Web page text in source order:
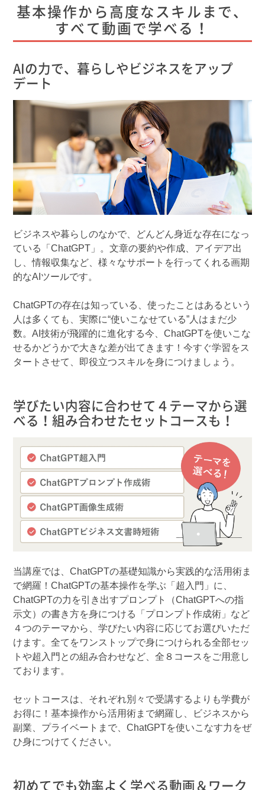
基本操作から高度なスキルまで、
すべて動画で学べる！
AIの力で、暮らしやビジネスをアップ
デート
ビジネスや暮らしのなかで、どんどん身近な存在になっ
ている「ChatGPT」。文章の要約や作成、アイデア出
し、情報収集など、様々なサポートを行ってくれる画期
的なAIツールです。
ChatGPTの存在は知っている、使ったことはあるという
人は多くても、実際に“使いこなせている”人はまだ少
数。AI技術が飛躍的に進化する今、ChatGPTを使いこな
せるかどうかで大きな差が出てきます！今すぐ学習をス
タートさせて、即役立つスキルを身につけましょう。
学びたい内容に合わせて４テーマから選
べる！組み合わせたセットコースも！
当講座では、ChatGPTの基礎知識から実践的な活用術ま
で網羅！ChatGPTの基本操作を学ぶ「超入門」に、
ChatGPTの力を引き出すプロンプト（ChatGPTへの指
示文）の書き方を身につける「プロンプト作成術」など
４つのテーマから、学びたい内容に応じてお選びいただ
けます。全てをワンストップで身につけられる全部セッ
トや超入門との組み合わせなど、全８コースをご用意し
ております。
セットコースは、それぞれ別々で受講するよりも学費が
お得に！基本操作から活用術まで網羅し、ビジネスから
副業、プライベートまで、ChatGPTを使いこなす力をぜ
ひ身につけてください。
初めてでも効率よく学べる動画＆ワーク